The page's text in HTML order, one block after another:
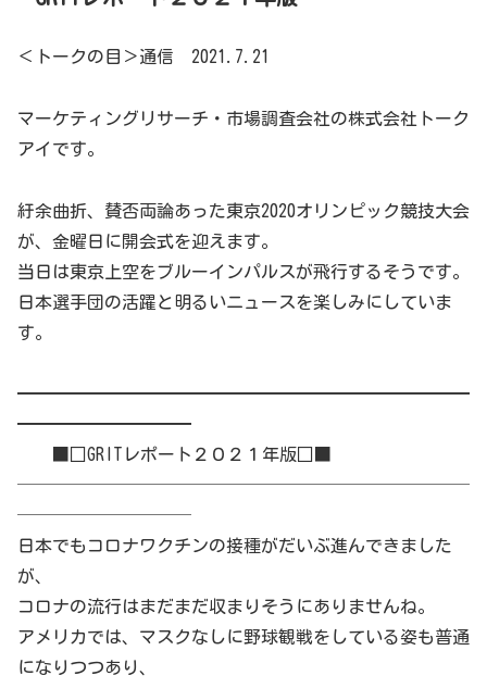
＜トークの目＞通信 2021.7.21
マーケティングリサーチ・市場調査会社の株式会社トーク
アイです。
紆余曲折、賛否両論あった東京2020オリンピック競技大会
が、金曜日に開会式を迎えます。
当日は東京上空をブルーインパルスが飛行するそうです。
日本選手団の活躍と明るいニュースを楽しみにしていま
す。
━━━━━━━━━━━━━━━━━━━━━━━━━━
━━━━━━━━━━
■□GRITレポート２０２１年版□■
──────────────────────────
──────────
日本でもコロナワクチンの接種がだいぶ進んできました
が、
コロナの流行はまだまだ収まりそうにありませんね。
アメリカでは、マスクなしに野球観戦をしている姿も普通
になりつつあり、